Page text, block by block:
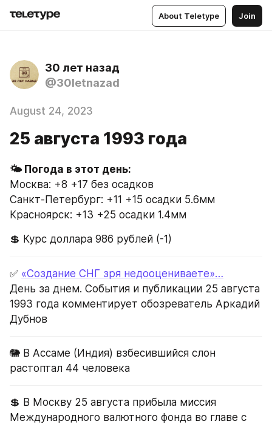
About Teletype Join
30 лет назад
@30letnazad
August 24, 2023
25 августа 1993 года
Москва: +8 +17 без осадков
Санкт-Петербург: +11 +15 осадки 5.6мм
Красноярск: +13 +25 осадки 1.4мм
💲 Курс доллара 986 рублей (-1)
✅ «Создание СНГ зря недооцениваете»…
День за днем. События и публикации 25 августа
1993 года комментирует обозреватель Аркадий
Дубнов
🐘 В Ассаме (Индия) взбесившийся слон
растоптал 44 человека
💲 В Москву 25 августа прибыла миссия
Международного валютного фонда во главе с